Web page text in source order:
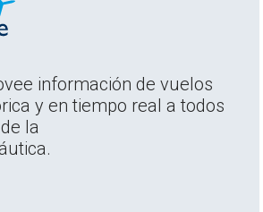
información de vuelos
y en tiempo real a todos
la